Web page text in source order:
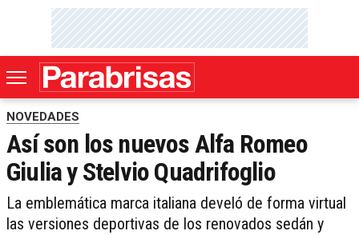
NOVEDADES
Así son los nuevos Alfa Romeo
Giulia y Stelvio Quadrifoglio
La emblemática marca italiana develó de forma virtual
las versiones deportivas de los renovados sedán y